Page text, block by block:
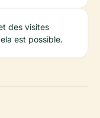
des visites
est possible.